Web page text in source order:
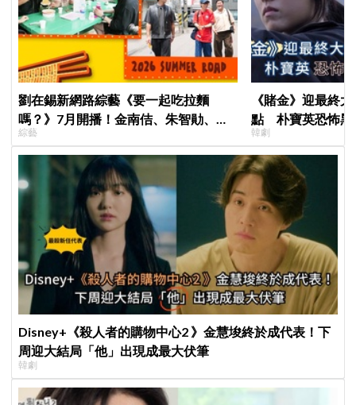
劉在錫新網路綜藝《要一起吃拉麵
嗎？》7月開播！金南佶、朱智勛、尹
敬浩同行展開美食之旅
綜藝
《賭金》迎最終
點 朴寶英恐怖黑
韓劇
Disney+《殺人者的購物中心2 》金慧埈終於成代表！下
周迎大結局「他」出現成最大伏筆
韓劇